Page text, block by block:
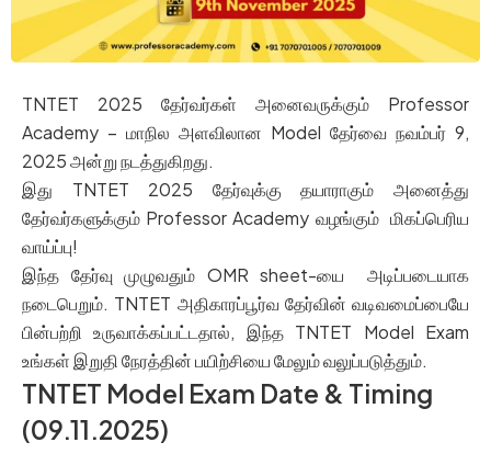
TNTET 2025 தேர்வர்கள் அனைவருக்கும் Professor
Academy – மாநில அளவிலான Model தேர்வை நவம்பர் 9,
2025 அன்று நடத்துகிறது.
இது TNTET 2025 தேர்வுக்கு தயாராகும் அனைத்து
தேர்வர்களுக்கும் Professor Academy வழங்கும் மிகப்பெரிய
வாய்ப்பு!
இந்த தேர்வு முழுவதும் OMR sheet-யை அடிப்படையாக
நடைபெறும். TNTET அதிகாரப்பூர்வ தேர்வின் வடிவமைப்பையே
பின்பற்றி உருவாக்கப்பட்டதால், இந்த TNTET Model Exam
உங்கள் இறுதி நேரத்தின் பயிற்சியை மேலும் வலுப்படுத்தும்.
TNTET Model Exam Date & Timing
(09.11.2025)